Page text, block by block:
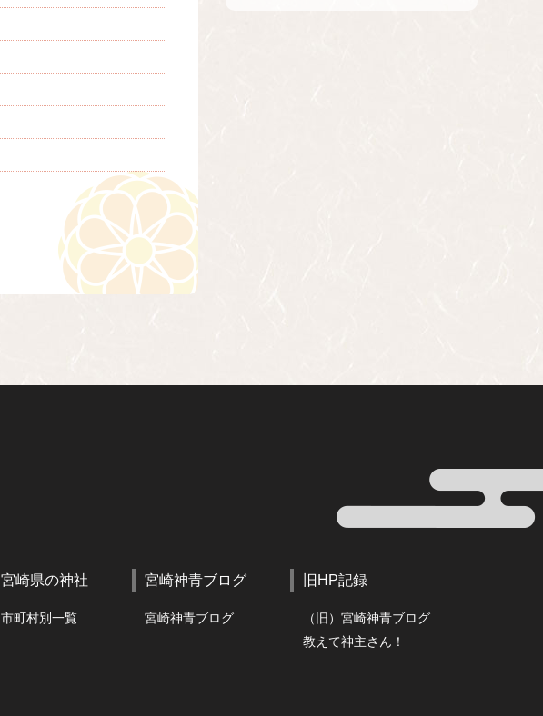
宮崎県の神社
市町村別一覧
宮崎神青ブログ
宮崎神青ブログ
旧HP記録
（旧）宮崎神青ブログ
教えて神主さん！